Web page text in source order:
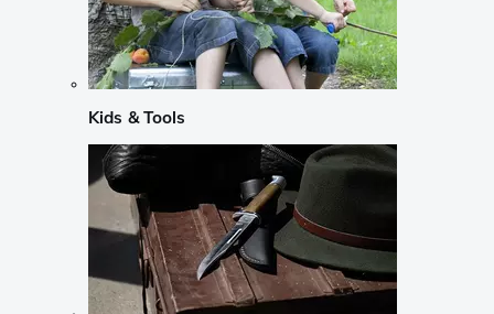
Kids & Tools